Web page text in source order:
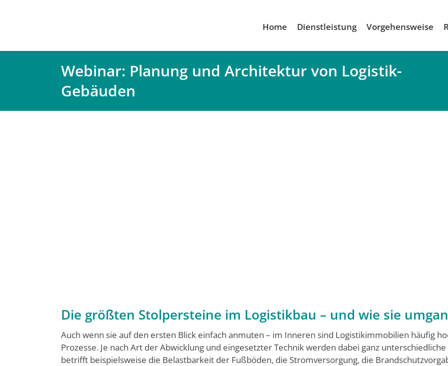
Home Dienstleistung Vorgehensweise
Webinar: Planung und Architektur von Logistik-
Gebäuden
Die größten Stolpersteine im Logistikbau – und wie sie
Auch wenn sie auf den ersten Blick einfach anmuten – im Inneren sind Logistikimmobilien häufig
Prozesse. Je nach Art der Abwicklung und eingesetzter Technik werden dabei ganz
betrifft beispielsweise die Belastbarkeit der Fußböden, die Stromversorgung, die